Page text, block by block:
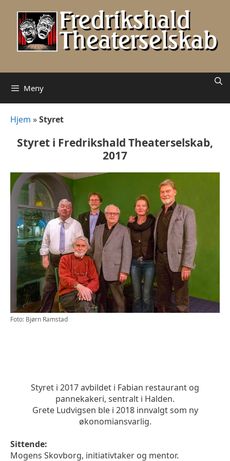
innhold
Meny
Hjem »Styret
Styret i Fredrikshald Theaterselskab,
2017
Foto: Bjørn Ramstad
Styret i 2017 avbildet i Fabian restaurant og
pannekakeri, sentralt i Halden.
Grete Ludvigsen ble i 2018 innvalgt som ny
økonomiansvarlig.
Sittende:
Mogens Skovborg, initiativtaker og mentor.